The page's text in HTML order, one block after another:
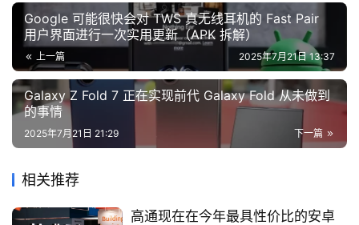
Google 可能很快会对 TWS 真无线耳机的 Fast Pair
用户界面进行一次实用更新（APK 拆解）
上一篇 2025年7月21日 13:37
Galaxy Z Fold 7 正在实现前代 Galaxy Fold 从未做到
的事情
下一篇
2025年7月21日 21:29
相关推荐
高通现在在今年最具性价比的安卓